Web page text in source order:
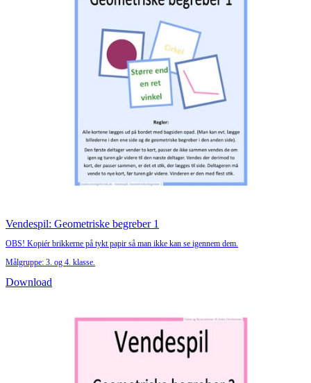
Vendespil: Geometriske begreber 1
OBS! Kopiér brikkerne på tykt papir så man ikke kan se igennem dem.
Målgruppe: 3. og 4. klasse.
Download